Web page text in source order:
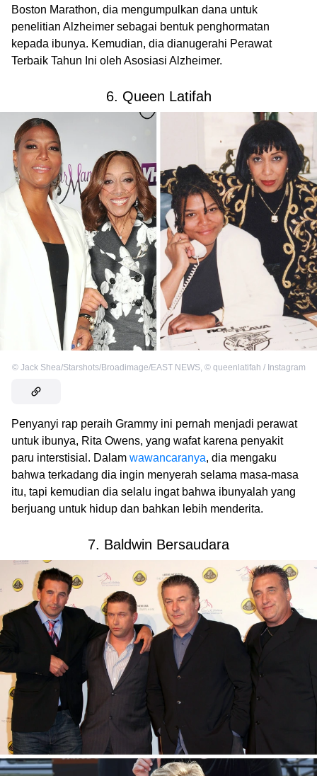
Boston Marathon, dia mengumpulkan dana untuk
penelitian Alzheimer sebagai bentuk penghormatan
kepada ibunya. Kemudian, dia dianugerahi Perawat
Terbaik Tahun Ini oleh Asosiasi Alzheimer.
6. Queen Latifah
© Jack Shea/Starshots/Broadimage/EAST NEWS, © queenlatifah / Instagram
Penyanyi rap peraih Grammy ini pernah menjadi perawat
untuk ibunya, Rita Owens, yang wafat karena penyakit
paru interstisial. Dalam wawancaranya, dia mengaku
bahwa terkadang dia ingin menyerah selama masa-masa
itu, tapi kemudian dia selalu ingat bahwa ibunyalah yang
berjuang untuk hidup dan bahkan lebih menderita.
7. Baldwin Bersaudara